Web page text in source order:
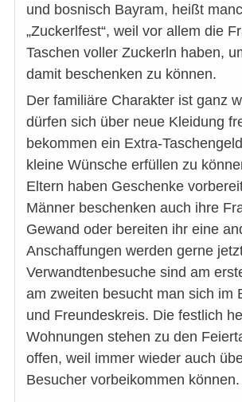
und bosnisch Bayram, heißt
„Zuckerlfest“, weil vor allem die
Taschen voller Zuckerln haben,
damit beschenken zu können.
Der familiäre Charakter ist ganz
dürfen sich über neue Kleidung
bekommen ein Extra-
kleine Wünsche erfüllen zu
Eltern haben Geschenke
Männer beschenken auch ihre
Gewand oder bereiten ihr eine
Anschaffungen werden gerne
Verwandtenbesuche sind am
am zweiten besucht man sich im
und Freundeskreis. Die festlich
Wohnungen stehen zu den
offen, weil immer wieder auch
Besucher vorbeikommen können.